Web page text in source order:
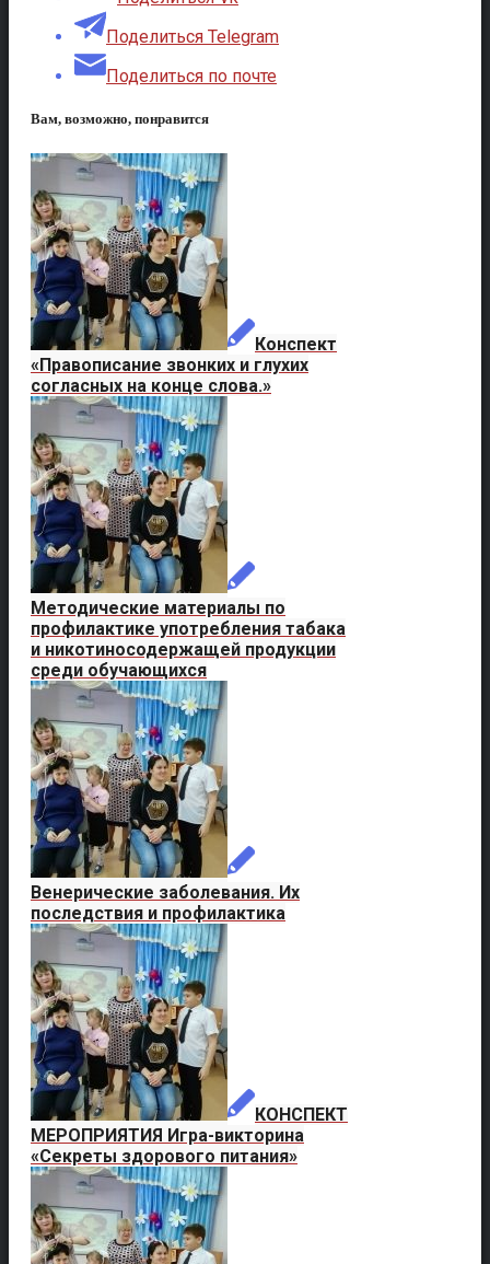
Поделиться Telegram
Поделиться по почте
Вам, возможно, понравится
Конспект
«Правописание звонких и глухих
согласных на конце слова.»
Методические материалы по
профилактике употребления табака
и никотиносодержащей продукции
среди обучающихся
Венерические заболевания. Их
последствия и профилактика
КОНСПЕКТ
МЕРОПРИЯТИЯ Игра-викторина
«Секреты здорового питания»